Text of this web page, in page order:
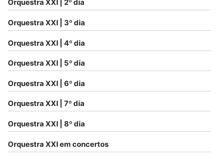
Orquestra XXI | 2º dia
Orquestra XXI | 3º dia
Orquestra XXI | 4º dia
Orquestra XXI | 5º dia
Orquestra XXI | 6º dia
Orquestra XXI | 7º dia
Orquestra XXI | 8º dia
Orquestra XXI em concertos